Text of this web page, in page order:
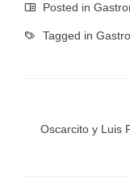
Posted in
Tagged in
Oscarcito y Luis